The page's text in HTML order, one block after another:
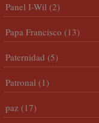
Panel I-Wil (2)
Papa Francisco (13)
Paternidad (5)
Patronal (1)
paz (17)